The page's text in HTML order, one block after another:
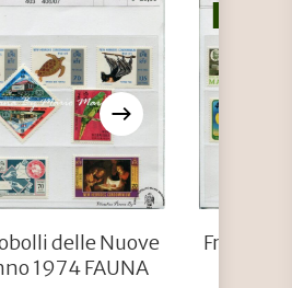
20,00
14,00
delle Nuove
1974 FAUNA